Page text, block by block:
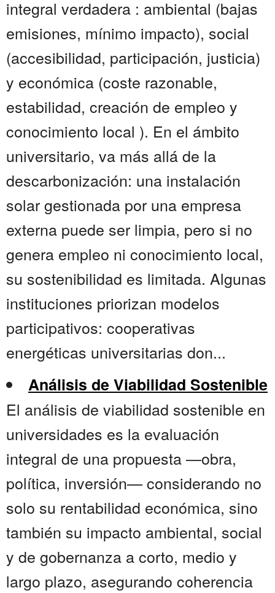
integral verdadera : ambiental (bajas
emisiones, mínimo impacto), social
(accesibilidad, participación, justicia)
y económica (coste razonable,
estabilidad, creación de empleo y
conocimiento local ). En el ámbito
universitario, va más allá de la
descarbonización: una instalación
solar gestionada por una empresa
externa puede ser limpia, pero si no
genera empleo ni conocimiento local,
su sostenibilidad es limitada. Algunas
instituciones priorizan modelos
participativos: cooperativas
energéticas universitarias don...
Análisis de Viabilidad Sostenible
El análisis de viabilidad sostenible en
universidades es la evaluación
integral de una propuesta —obra,
política, inversión— considerando no
solo su rentabilidad económica, sino
también su impacto ambiental, social
y de gobernanza a corto, medio y
largo plazo, asegurando coherencia